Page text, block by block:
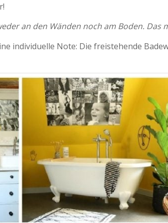
an den Wänden noch am Boden. Das
individuelle Note: Die freistehende